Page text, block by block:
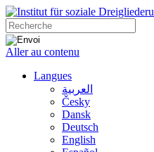
Aller au contenu
Langues
العربية
Česky
Dansk
Deutsch
English